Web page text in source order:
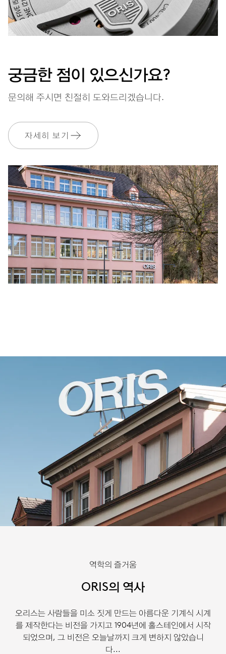
궁금한 점이 있으신가요?
문의해 주시면 친절히 도와드리겠습니다.
자세히 보기
역학의 즐거움
ORIS의 역사
오리스는 사람들을 미소 짓게 만드는 아름다운 기계식 시계
를 제작한다는 비전을 가지고 1904년에 홀스테인에서 시작
되었으며, 그 비전은 오늘날까지 크게 변하지 않았습니
다...